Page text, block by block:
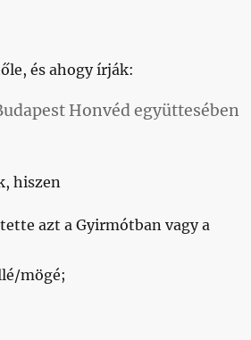
és ahogy írják:
Honvéd együttesében
hiszen
azt a Gyirmótban vagy a
mögé;